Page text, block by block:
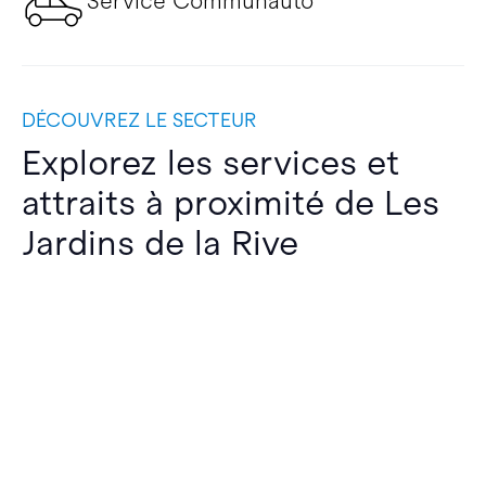
DÉCOUVREZ LE SECTEUR
Explorez les services et
attraits à proximité de Les
Jardins de la Rive